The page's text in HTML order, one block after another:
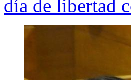
día de libertad